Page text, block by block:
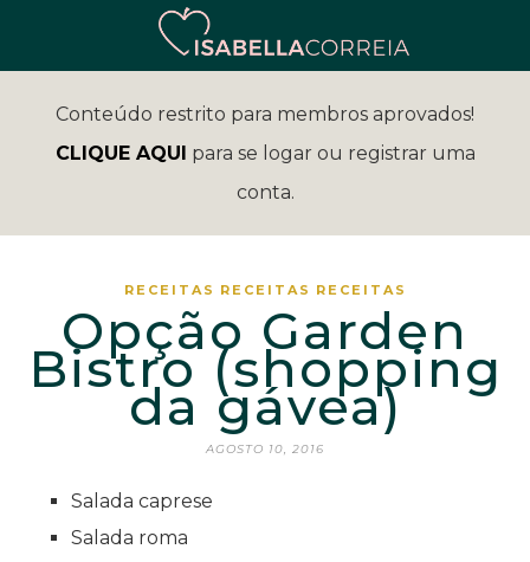
Conteúdo restrito para membros aprovados!
CLIQUE AQUI para se logar ou registrar uma
conta.
RECEITAS RECEITAS RECEITAS
Opção Garden
Bistro (shopping
da gávea)
AGOSTO 10, 2016
Salada caprese
Salada roma